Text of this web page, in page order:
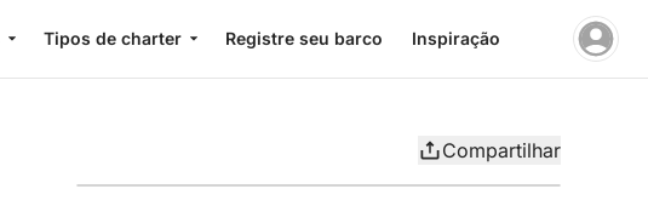
Tipos de charter Registre seu barco Inspiração
Compartilhar